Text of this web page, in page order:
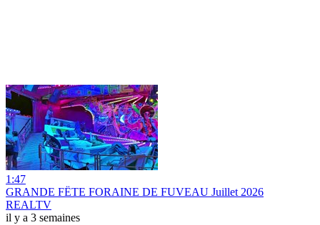
1:47
GRANDE FËTE FORAINE DE FUVEAU Juillet 2026
REALTV
il y a 3 semaines